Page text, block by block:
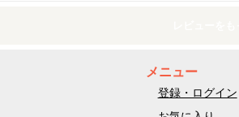
メニュー
登録・ログイン